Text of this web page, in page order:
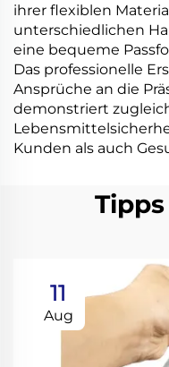
ihrer flexiblen
unterschiedlichen
eine bequeme
Das professionelle
Ansprüche an die
demonstriert
Kunden als auch
11
Aug